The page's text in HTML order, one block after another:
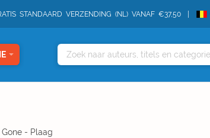
STANDAARD VERZENDING (NL) VANAF €37,50
Gone - Plaag